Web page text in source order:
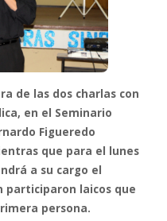
de las dos charlas con
en el Seminario
Figueredo
que para el lunes
a su cargo el
participaron laicos que
persona.